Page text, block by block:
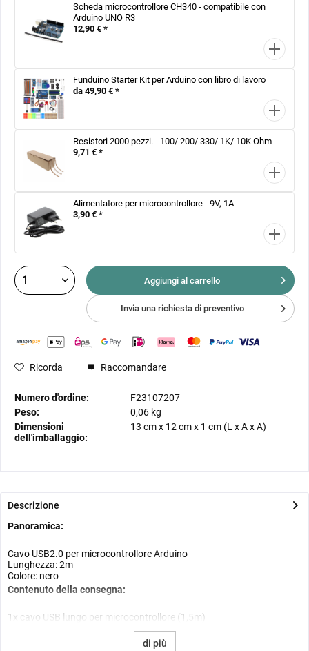
Scheda microcontrollore CH340 - compatibile con
Arduino UNO R3
12,90 € *
Funduino Starter Kit per Arduino con libro di lavoro
da 49,90 € *
Resistori 2000 pezzi. - 100/ 200/ 330/ 1K/ 10K Ohm
9,71 € *
Alimentatore per microcontrollore - 9V, 1A
3,90 € *
Aggiungi al carrello
Invia una richiesta di preventivo
Ricorda Raccomandare
Numero d'ordine:
F23107207
Peso:
0,06 kg
Dimensioni
dell'imballaggio:
13 cmx 12 cmx 1 cm (L x A x A)
Descrizione
Panoramica:
Cavo USB2.0 per microcontrollore Arduino
Lunghezza: 2m
Colore: nero
Contenuto della consegna:
1x cavo USB lungo per microcontrollore (1,5m)
di più